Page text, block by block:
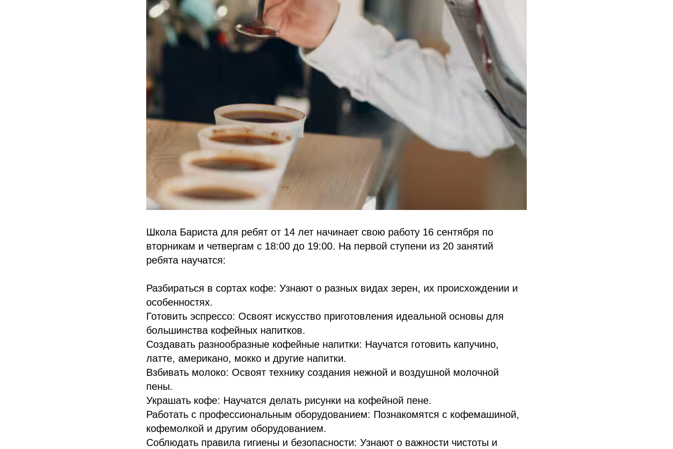
Школа Бариста для ребят от 14 лет начинает свою работу 16 сентября по
вторникам и четвергам с 18:00 до 19:00. На первой ступени из 20 занятий
ребята научатся:
Разбираться в сортах кофе: Узнают о разных видах зерен, их происхождении и
особенностях.
Готовить эспрессо: Освоят искусство приготовления идеальной основы для
большинства кофейных напитков.
Создавать разнообразные кофейные напитки: Научатся готовить капучино,
латте, американо, мокко и другие напитки.
Взбивать молоко: Освоят технику создания нежной и воздушной молочной
пены.
Украшать кофе: Научатся делать рисунки на кофейной пене.
Работать с профессиональным оборудованием: Познакомятся с кофемашиной,
кофемолкой и другим оборудованием.
Соблюдать правила гигиены и безопасности: Узнают о важности чистоты и